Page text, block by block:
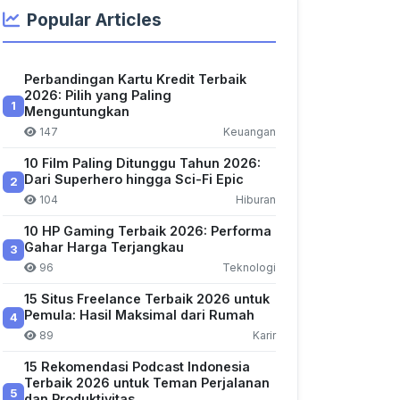
Popular Articles
1
Perbandingan Kartu Kredit Terbaik
2026: Pilih yang Paling
Menguntungkan
147 Keuangan
2
10 Film Paling Ditunggu Tahun 2026:
Dari Superhero hingga Sci-Fi Epic
104 Hiburan
3
10 HP Gaming Terbaik 2026: Performa
Gahar Harga Terjangkau
96 Teknologi
4
15 Situs Freelance Terbaik 2026 untuk
Pemula: Hasil Maksimal dari Rumah
89 Karir
5
15 Rekomendasi Podcast Indonesia
Terbaik 2026 untuk Teman Perjalanan